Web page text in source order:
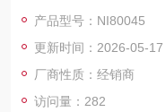
氧化、寿命长为核心优
场景。
产品型号：NI80045
更新时间：2026-05-17
厂商性质：经销商
访问量：282